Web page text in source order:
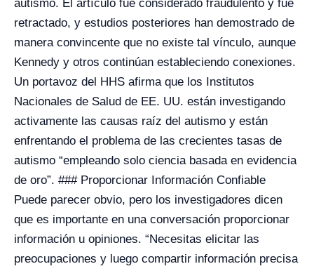
autismo. El artículo fue considerado fraudulento y fue
retractado, y estudios posteriores han demostrado de
manera convincente que no existe tal vínculo, aunque
Kennedy y otros continúan estableciendo conexiones.
Un portavoz del HHS afirma que los Institutos
Nacionales de Salud de EE. UU. están investigando
activamente las causas raíz del autismo y están
enfrentando el problema de las crecientes tasas de
autismo “empleando solo ciencia basada en evidencia
de oro”. ### Proporcionar Información Confiable
Puede parecer obvio, pero los investigadores dicen
que es importante en una conversación proporcionar
información u opiniones. “Necesitas elicitar las
preocupaciones y luego compartir información precisa